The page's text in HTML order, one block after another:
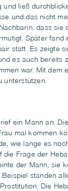
ließ
und das nicht
dass sie
Später fand
statt. Es zeigte
es auch bereits
war. Mit dem
unterstützen.
ein Mann an.
mal kommen
wie lange es
die Frage der
der Mann, sie
standen
Die